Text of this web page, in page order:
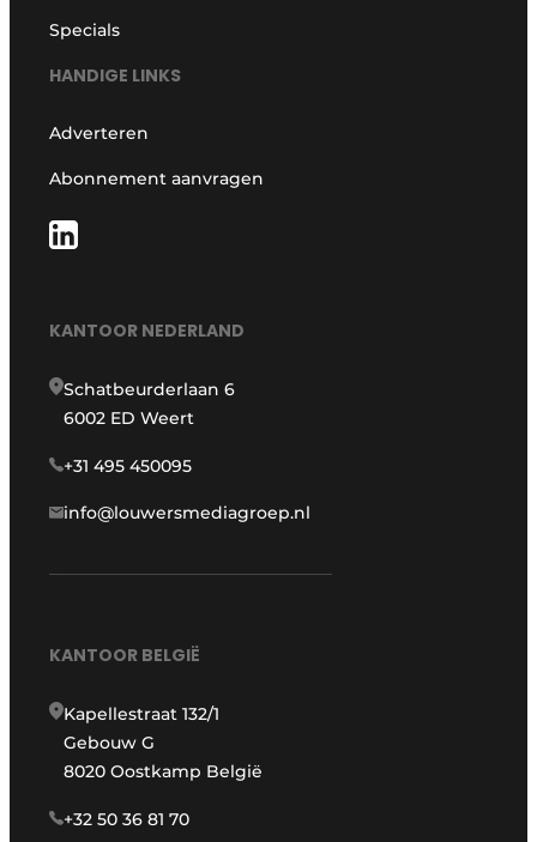
Specials
HANDIGE LINKS
Adverteren
Abonnement aanvragen
KANTOOR NEDERLAND
Schatbeurderlaan 6
6002 ED Weert
+31 495 450095
info@louwersmediagroep.nl
KANTOOR BELGIË
Kapellestraat 132/1
Gebouw G
8020 Oostkamp België
+32 50 36 81 70